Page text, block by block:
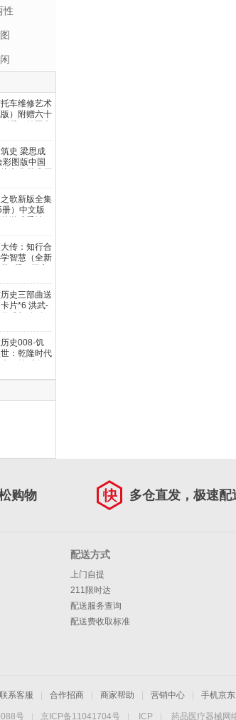
性
车维修艺术
版）附赠六十
册，外国文
精神内耗
史 梁思成
彩图版中国
文化学术历
书
歌新版全集
册）中文版
游戏乔治马
说美剧原著
传：知行合
智慧（全新
3册）王守
学人生中国
史三部曲送
片*6 洪武-
成与败+饥
研究明清历
章大历史
史008·饥
：乾隆时代
（第2版）
购物 多仓直发，极速配
配送方式
上门自提
211限时达
配送服务查询
配送费收取标准
联系客服 合作招商 商家帮助 营销中心 手机京东
号 京ICP备11041704号 ICP 药品医疗器械网